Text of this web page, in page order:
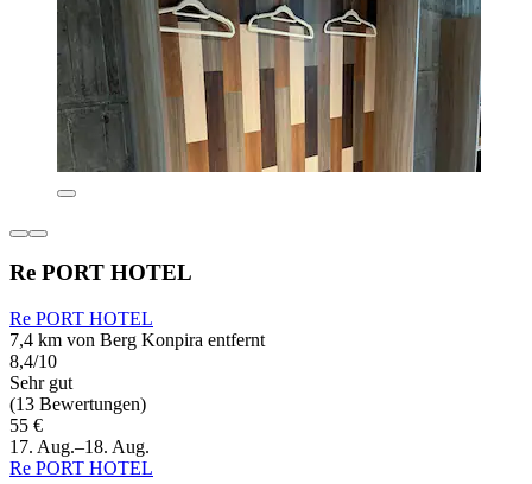
Re PORT HOTEL
Re PORT HOTEL
7,4 km von Berg Konpira entfernt
8,4/10
Sehr gut
(13 Bewertungen)
55 €
17. Aug.–18. Aug.
Re PORT HOTEL